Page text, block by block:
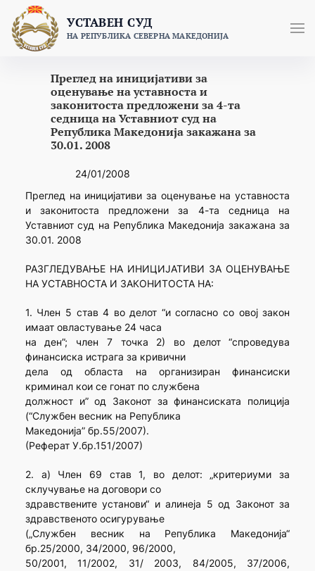
content
УСТАВЕН СУД
НА РЕПУБЛИКА СЕВЕРНА МАКЕДОНИЈА
Преглед на иницијативи за
оценување на уставноста и
законитоста предложени за 4-та
седница на Уставниот суд на
Република Македонија закажана за
30.01. 2008
24/01/2008
Преглед на иницијативи за оценување на уставноста
и законитоста предложени за 4-та седница на
Уставниот суд на Република Македонија закажана за
30.01. 2008
РАЗГЛЕДУВАЊЕ НА ИНИЦИЈАТИВИ ЗА ОЦЕНУВАЊЕ
НА УСТАВНОСТА И ЗАКОНИТОСТА НА:
1. Член 5 став 4 во делот “и согласно со овој закон
имаат овластување 24 часа
на ден”; член 7 точка 2) во делот “спроведува
финансиска истрага за кривични
дела од областа на организиран финансиски
криминал кои се гонат по службена
должност и” од Законот за финансиската полиција
(“Службен весник на Република
Македонија” бр.55/2007).
(Реферат У.бр.151/2007)
2. а) Член 69 став 1, во делот: „критериуми за
склучување на договори со
здравствените установи“ и алинеја 5 од Законот за
здравственото осигурување
(„Службен весник на Република Македонија“
бр.25/2000, 34/2000, 96/2000,
50/2001, 11/2002, 31/ 2003, 84/2005, 37/2006,